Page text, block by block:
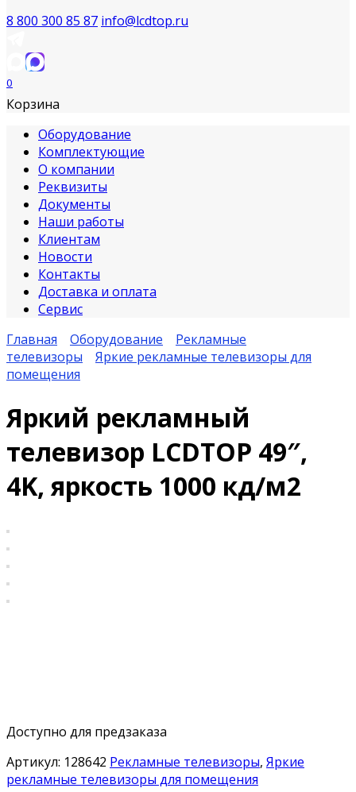
8 800 300 85 87 info@lcdtop.ru
0
Корзина
Оборудование
Комплектующие
О компании
Реквизиты
Документы
Наши работы
Клиентам
Новости
Контакты
Доставка и оплата
Сервис
Главная
Оборудование
Рекламные
телевизоры
Яркие рекламные телевизоры для
помещения
Яркий рекламный
телевизор LCDTOP 49″,
4K, яркость 1000 кд/м2
Доступно для предзаказа
Артикул: 128642 Рекламные телевизоры, Яркие
рекламные телевизоры для помещения